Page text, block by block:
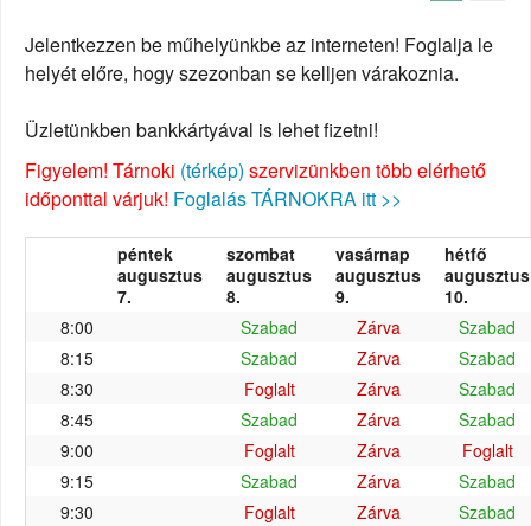
Jelentkezzen be műhelyünkbe az interneten! Foglalja le
helyét előre, hogy szezonban se kelljen várakoznia.
Üzletünkben bankkártyával is lehet fizetni!
Figyelem! Tárnoki (térkép) szervizünkben több elérhető
időponttal várjuk! Foglalás TÁRNOKRA itt >>
péntek
augusztus
7.
szombat
augusztus
8.
vasárnap
augusztus
9.
hétfő
augusztus
10.
8:00
Szabad Zárva
Szabad
8:15
Szabad Zárva
Szabad
8:30
Foglalt Zárva
Szabad
8:45
Szabad Zárva
Szabad
9:00
Foglalt Zárva
Foglalt
9:15
Szabad Zárva
Szabad
9:30
Foglalt Zárva
Szabad